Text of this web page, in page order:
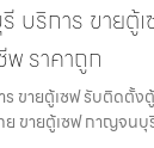
บริการ ขายตู้
ราคาถูก
ขายตู้เซฟ รับติดตั้ง
ขายตู้เซฟ กาญจนบุ